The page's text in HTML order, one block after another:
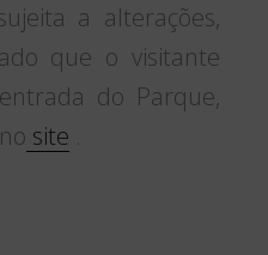
a alterações,
que o visitante
do Parque,
site .